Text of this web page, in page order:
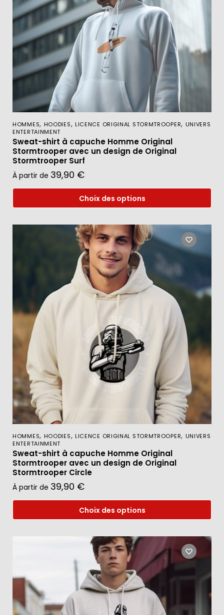
HOMMES, HOODIES, LICENCE ORIGINAL STORMTROOPER, UNIVERS
ENTERTAINMENT
Sweat-shirt à capuche Homme Original
Stormtrooper avec un design de Original
Stormtrooper Surf
À partir de 39,90 €
Choix des options
HOMMES, HOODIES, LICENCE ORIGINAL STORMTROOPER, UNIVERS
ENTERTAINMENT
Sweat-shirt à capuche Homme Original
Stormtrooper avec un design de Original
Stormtrooper Circle
À partir de 39,90 €
Choix des options